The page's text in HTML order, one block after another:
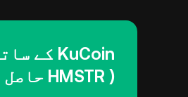
HMSTR ) حاصل کریں۔